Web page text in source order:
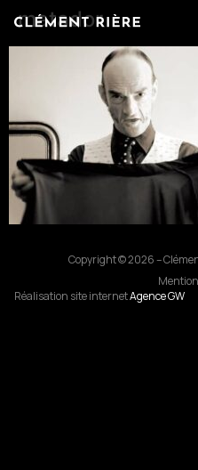
matador
Copyright © 2026 –
Réalisation site internetAgence GW